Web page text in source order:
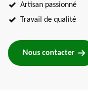
Artisan passionné
Travail de qualité
Nous contacter